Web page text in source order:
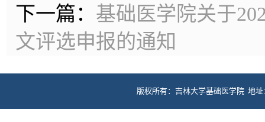
下一篇： 基础医学院关于
文评选申报的通知
版权所有：吉林大学基础医学院 地